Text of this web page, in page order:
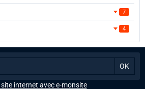
7
4
site internet avec e-monsite